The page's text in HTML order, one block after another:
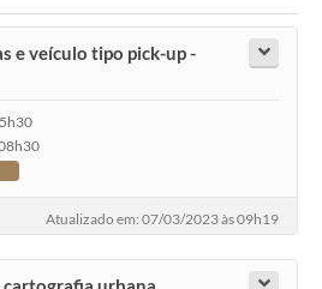
e veículo tipo pick-up -
Atualizado em: 07/03/2023 às 09h19